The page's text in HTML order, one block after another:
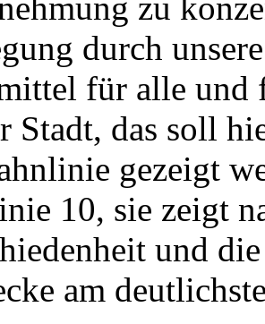
zu
durch
für alle und
Stadt, das soll
gezeigt
10, sie zeigt
und
am